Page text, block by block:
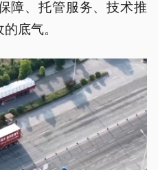
障、托管服务、技术推
底气。